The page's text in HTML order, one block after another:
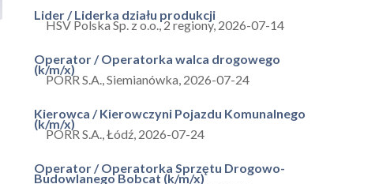
Lider / Liderka działu produkcji
HSV Polska Sp. z o.o.,2 regiony, 2026-07-14
Operator / Operatorka walca drogowego
(k/m/x)
PORR S.A.,Siemianówka, 2026-07-24
Kierowca / Kierowczyni Pojazdu Komunalnego
(k/m/x)
PORR S.A.,Łódź, 2026-07-24
Operator / Operatorka Sprzętu Drogowo-
Budowlanego Bobcat (k/m/x)